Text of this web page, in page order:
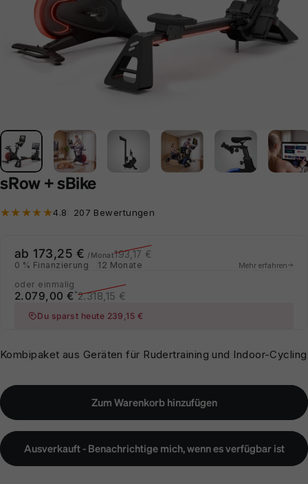
sRow + sBike
4.8 207 Bewertungen
Verkaufspreis
ab 173,25 € /Monat
Normaler Preis 193,17 €
0 % Finanzierung 12 Monate Mehr erfahren
oder einmalig
Verkaufspreis
2.079,00 € *
Normaler Preis2.318,15 €
Du sparst heute 239,15 €
Kombipaket aus Geräten für Rudertraining und Indoor-Cycling
Zum Warenkorb hinzufügen
Ausverkauft - Benachrichtige mich, wenn es verfügbar ist